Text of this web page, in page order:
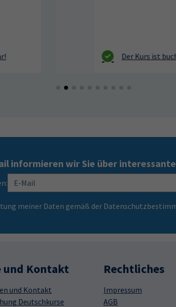
informieren wir Sie über
meiner Daten gemäß der
und Kontakt
und Kontakt
Deutschkurse
Rechtliches
Impressum
AGB